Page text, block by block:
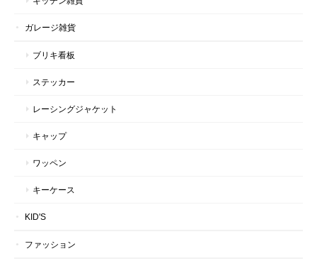
ガレージ雑貨
ブリキ看板
ステッカー
レーシングジャケット
キャップ
ワッペン
キーケース
KID'S
ファッション